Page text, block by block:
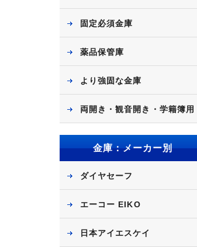
固定必須金庫
薬品保管庫
より強固な金庫
両開き・観音開き・学籍簿用
金庫：メーカー別
ダイヤセーフ
エーコー EIKO
日本アイエスケイ